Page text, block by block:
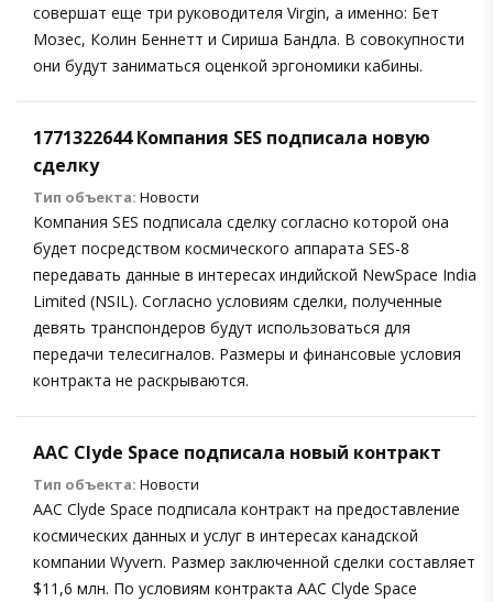
совершат еще три руководителя Virgin, а именно: Бет
Мозес, Колин Беннетт и Сириша Бандла. В совокупности
они будут заниматься оценкой эргономики кабины.
1771322644 Компания SES подписала новую
сделку
Тип объекта: Новости
Компания SES подписала сделку согласно которой она
будет посредством космического аппарата SES-8
передавать данные в интересах индийской NewSpace India
Limited (NSIL). Согласно условиям сделки, полученные
девять транспондеров будут использоваться для
передачи телесигналов. Размеры и финансовые условия
контракта не раскрываются.
AAC Clyde Space подписала новый контракт
Тип объекта: Новости
AAC Clyde Space подписала контракт на предоставление
космических данных и услуг в интересах канадской
компании Wyvern. Размер заключенной сделки составляет
$11,6 млн. По условиям контракта AAC Clyde Space